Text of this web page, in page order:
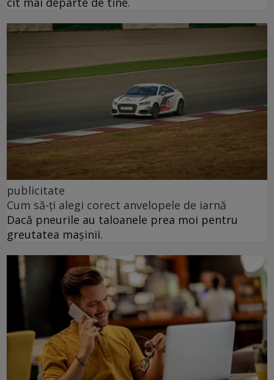
publicitate
Cum să-ți alegi corect anvelopele de iarnă
Dacă pneurile au taloanele prea moi pentru
greutatea mașinii.